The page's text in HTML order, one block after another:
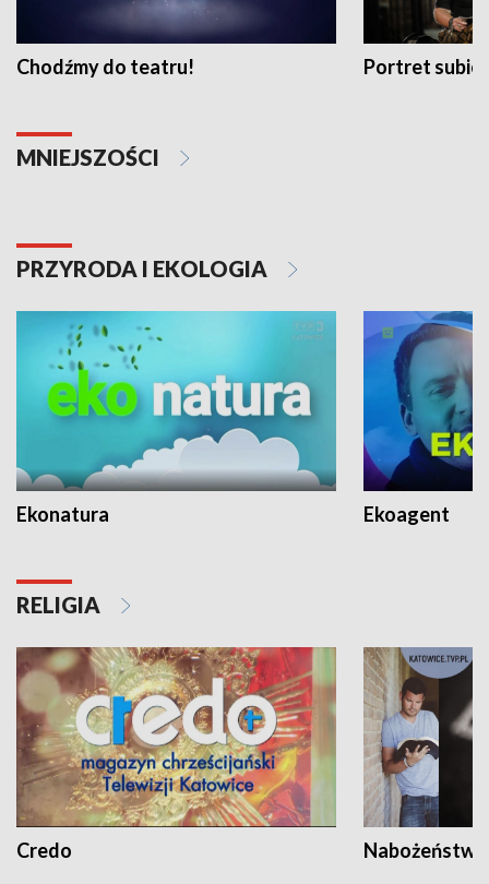
Chodźmy do teatru! Portret
MNIEJSZOŚCI
PRZYRODA I EKOLOGIA
Ekonatura Ekoagent
RELIGIA
Credo